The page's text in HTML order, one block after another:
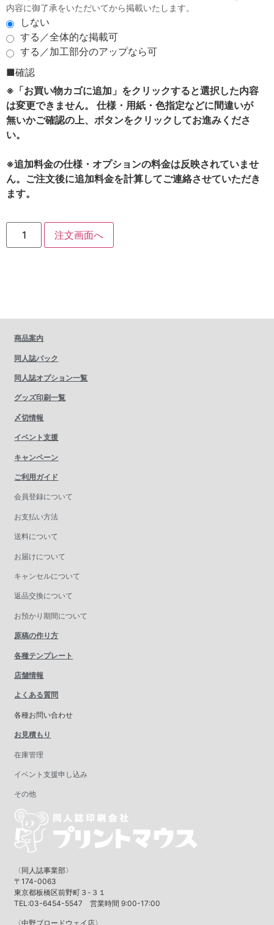
内容に御了承をいただいてから掲載いたします。
しない
する／全体的な掲載可
する／加工部分のアップなら可
■確認
※「お買い物カゴに追加」をクリックすると選択した内容
は変更できません。 仕様・用紙・色指定などに間違いが
無いかご確認の上、ボタンをクリックしてお進みくださ
い。
※追加料金の仕様・オプションの料金は反映されていませ
ん。ご注文後に追加料金を計算してご連絡させていただき
ます。
注文画面へ
商品案内
同人誌パック
同人誌オプション一覧
グッズ印刷一覧
〆切情報
イベント支援
キャンペーン
ご利用ガイド
会員登録について
お支払い方法
送料について
お届けについて
キャンセルについて
返品交換について
お預かり期間について
原稿の作り方
各種テンプレート
店舗情報
よくある質問
各種お問い合わせ
お見積もり
在庫管理
イベント支援申し込み
その他
〈同人誌事業部〉
〒174-0063
東京都板橋区前野町３-３１
TEL:03-6454-5547 営業時間 9:00-17:00
〈中野ブロードウェイ店〉